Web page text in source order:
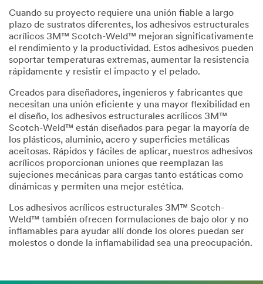
Cuando su proyecto requiere una unión fiable a largo
plazo de sustratos diferentes, los adhesivos estructurales
acrílicos 3M™ Scotch-Weld™ mejoran significativamente
el rendimiento y la productividad. Estos adhesivos pueden
soportar temperaturas extremas, aumentar la resistencia
rápidamente y resistir el impacto y el pelado.
Creados para diseñadores, ingenieros y fabricantes que
necesitan una unión eficiente y una mayor flexibilidad en
el diseño, los adhesivos estructurales acrílicos 3M™
Scotch-Weld™ están diseñados para pegar la mayoría de
los plásticos, aluminio, acero y superficies metálicas
aceitosas. Rápidos y fáciles de aplicar, nuestros adhesivos
acrílicos proporcionan uniones que reemplazan las
sujeciones mecánicas para cargas tanto estáticas como
dinámicas y permiten una mejor estética.
Los adhesivos acrílicos estructurales 3M™ Scotch-
Weld™ también ofrecen formulaciones de bajo olor y no
inflamables para ayudar allí donde los olores puedan ser
molestos o donde la inflamabilidad sea una preocupación.